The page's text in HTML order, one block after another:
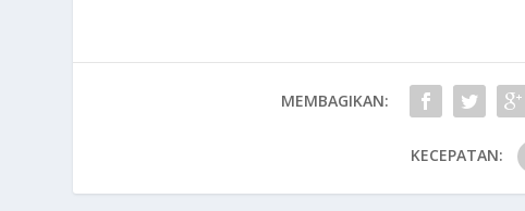
MEMBAGIKAN:
KECEPATAN: